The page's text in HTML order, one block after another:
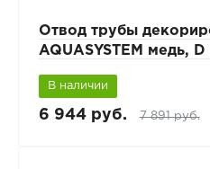
Отвод трубы
AQUASYSTEM медь,
В наличии
6 944 руб. 7 891 руб.